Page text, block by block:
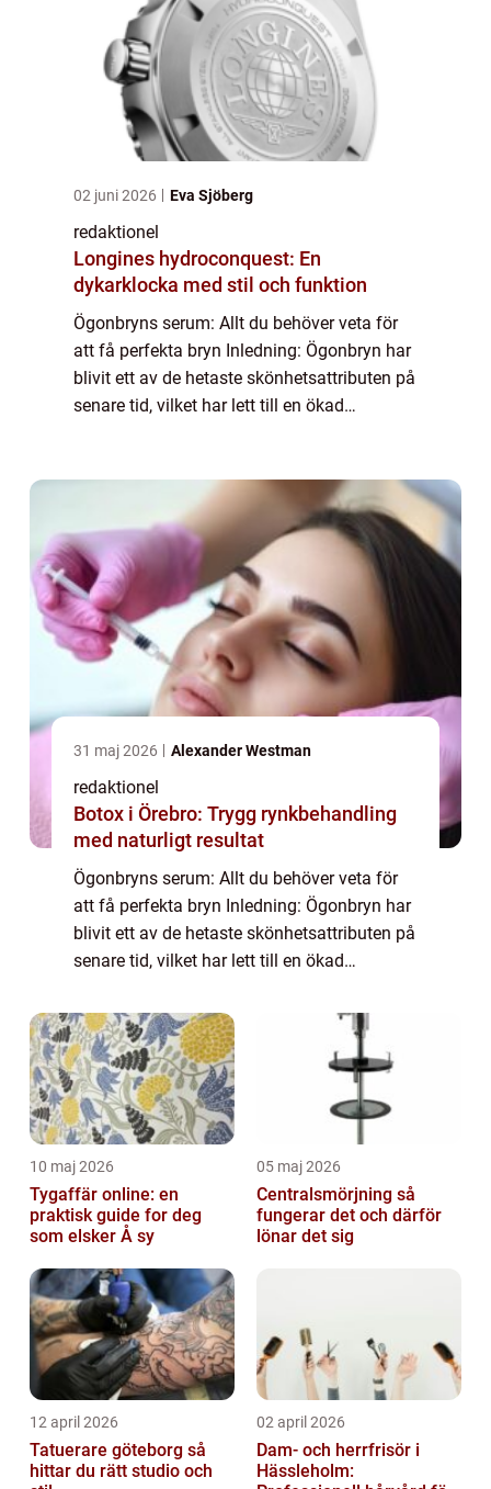
02 juni 2026 Eva Sjöberg
redaktionel
Longines hydroconquest: En
dykarklocka med stil och funktion
Ögonbryns serum: Allt du behöver veta för
att få perfekta bryn Inledning: Ögonbryn har
blivit ett av de hetaste skönhetsattributen på
senare tid, vilket har lett till en ökad
31 maj 2026 Alexander Westman
redaktionel
Botox i Örebro: Trygg rynkbehandling
med naturligt resultat
Ögonbryns serum: Allt du behöver veta för
att få perfekta bryn Inledning: Ögonbryn har
blivit ett av de hetaste skönhetsattributen på
senare tid, vilket har lett till en ökad
att förbättra deras utseende o...
10 maj 2026
Tygaffär online: en
praktisk guide for deg
som elsker Å sy
05 maj 2026
Centralsmörjning så
fungerar det och därför
lönar det sig
12 april 2026
Tatuerare göteborg så
hittar du rätt studio och
02 april 2026
Dam- och herrfrisör i
Hässleholm: